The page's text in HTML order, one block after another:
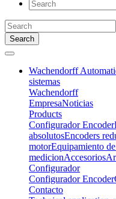
Search
Wachendorff
sistemas
Wachendorff
EmpresaNoticias
Products
Configurador Encoder
absolutosEncoders
motorEquipamiento
medicionAccesorios
Configurador
Configurador Encoder
Contacto